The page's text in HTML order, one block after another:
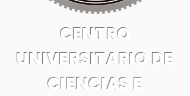
CENTRO
UNIVERSITARIO DE
CIENCIAS E